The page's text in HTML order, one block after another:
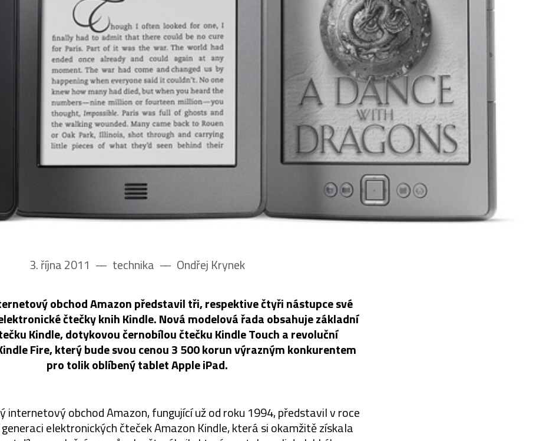
3. října 2011 –– technika –– Ondřej Krynek
obchod Amazon představil tři, respektive čtyři nástupce své
čtečky knih Kindle. Nová modelová řada obsahuje základní
Kindle, dotykovou černobílou čtečku Kindle Touch a revoluční
Fire, který bude svou cenou 3 500 korun výrazným konkurentem
pro tolik oblíbený tablet Apple iPad.
internetový obchod Amazon, fungující už od roku 1994, představil v roce
elektronických čteček Amazon Kindle, která si okamžitě získala